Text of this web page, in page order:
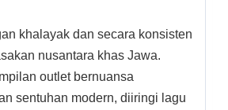
khalayak dan secara konsisten
nusantara khas Jawa.
outlet bernuansa
sentuhan modern, diiringi lagu